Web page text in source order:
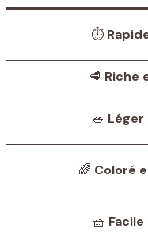
⏱️
🥩 Riche
🥗
🌈 Coloré
🧺